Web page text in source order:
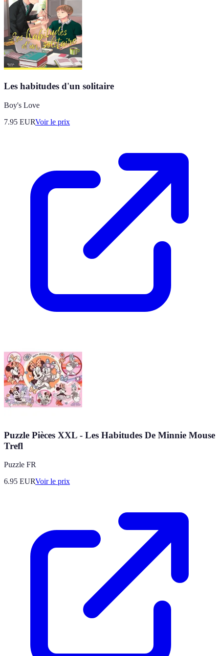
Les habitudes d'un solitaire
Boy's Love
7.95 EURVoir le prix
Puzzle Pièces XXL - Les Habitudes De Minnie Mouse
Trefl
Puzzle FR
6.95 EURVoir le prix